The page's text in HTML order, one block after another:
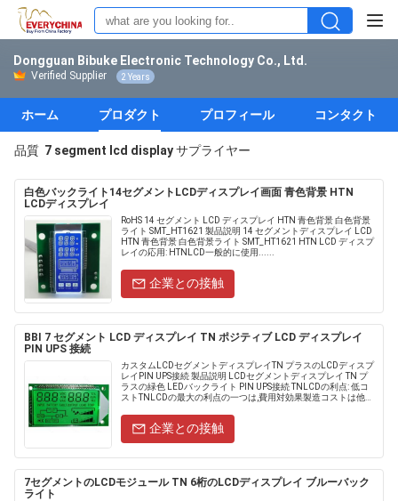
Dongguan Bibuke Electronic Technology Co., Ltd.
Verified Supplier 2 Years
ホーム プロダクト プロフィール コンタクト
品質 7 segment lcd displayサプライヤー
白色バックライト14セグメントLCDディスプレイ画面 青色背景 HTN
LCDディスプレイ
RoHS 14 セグメント LCD ディスプレイ HTN 青色背景 白色背景
ライト SMT_HT1621 製品説明 14 セグメントディスプレイ LCD
HTN 青色背景 白色背景ライト SMT_HT1621 HTN LCD ディスプ
レイの応用: HTNLCD一般的に使用......
企業との接触
BBI 7 セグメント LCD ディスプレイ TN ポジティブ LCD ディスプレイ
PIN UPS 接続
カスタムLCDセグメントディスプレイTN プラスのLCDディスプ
レイPIN UPS接続 製品説明 LCDセグメントディスプレイ TN プ
ラスの緑色 LEDバックライト PIN UPS接続 TNLCDの利点: 低コ
ストTNLCDの最大の利点の一つは,費用対効果製造コストは他の
企業との接触
7セグメントのLCDモジュール TN 6桁のLCDディスプレイ ブルーバック
ライト